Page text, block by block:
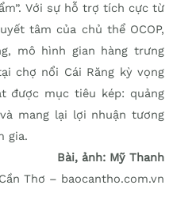
Với sự hỗ trợ tích cực từ
tâm của chủ thể OCOP,
mô hình gian hàng trưng
chợ nổi Cái Răng kỳ vọng
được mục tiêu kép: quảng
mang lại lợi nhuận tương
gia.
Bài, ảnh: Mỹ Thanh
Thơ – baocantho.com.vn